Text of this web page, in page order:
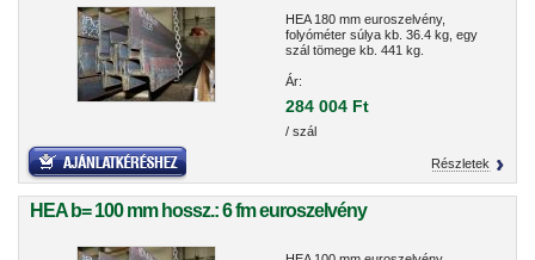
HEA 180 mm euroszelvény,
folyóméter súlya kb. 36.4 kg, egy
szál tömege kb. 441 kg.
Ár:
284 004 Ft
/ szál
Részletek
HEA b= 100 mm hossz.: 6 fm euroszelvény